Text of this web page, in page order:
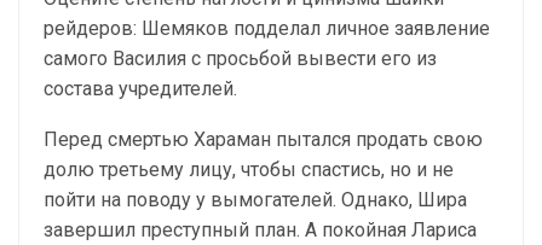
рейдеров: Шемяков подделал личное заявление
самого Василия с просьбой вывести его из
состава учредителей.
Перед смертью Хараман пытался продать свою
долю третьему лицу, чтобы спастись, но и не
пойти на поводу у вымогателей. Однако, Шира
завершил преступный план. А покойная Лариса